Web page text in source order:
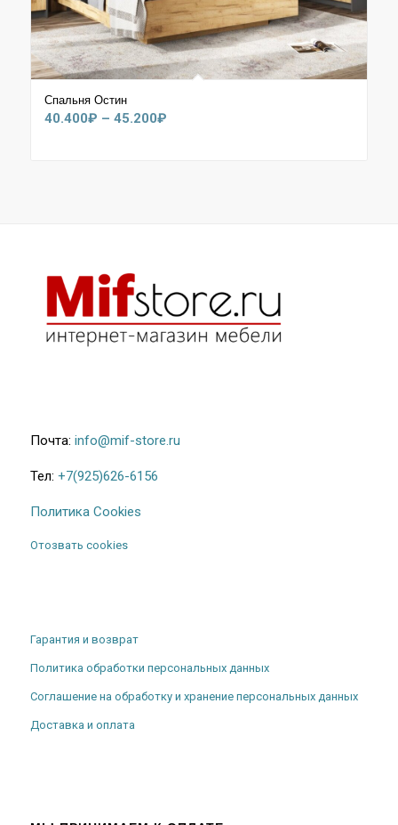
Спальня Остин
40.400₽ – 45.200₽Диапазон
Почта: info@mif-store.ru
Тел: +7(925)626-6156
Политика Cookies
Отозвать cookies
Гарантия и возврат
Политика обработки персональных данных
Соглашение на обработку и хранение персональных данных
Доставка и оплата